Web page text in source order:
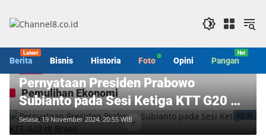
konten
Berita Bisnis Historia Foto Opini Pangan
Pemulihan Ekonomi
05:35
Pernyataan Presiden Prabowo
Subianto pada Sesi Ketiga KTT G20 di
Brasil
Selasa, 19 November 2024, 20:55 WIB